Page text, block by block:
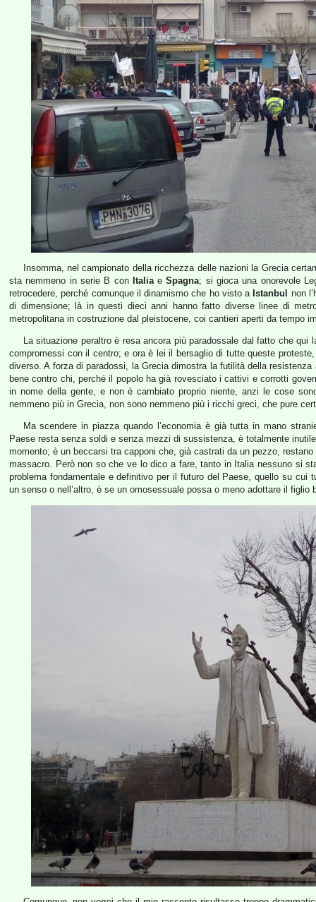
Insomma, nel campionato della ricchezza delle nazioni la Grecia
sta nemmeno in serie B con ItaliaeSpagna; si gioca una onorevole
retrocedere, perché comunque il dinamismo che ho visto a Istanbul
non
di dimensione; là in questi dieci anni hanno fatto diverse linee di
metropolitana in costruzione dal pleistocene, coi cantieri aperti da tempo
La situazione peraltro è resa ancora più paradossale dal fatto che
compromessi con il centro; e ora è lei il bersaglio di tutte queste
diverso. A forza di paradossi, la Grecia dimostra la futilità della
bene contro chi, perché il popolo ha già rovesciato i cattivi e corrotti
in nome della gente, e non è cambiato proprio niente, anzi le cose
nemmeno più in Grecia, non sono nemmeno più i ricchi greci, che pure
Ma scendere in piazza quando l’economia è già tutta in mano
Paese resta senza soldi e senza mezzi di sussistenza, è totalmente
momento; è un beccarsi tra capponi che, già castrati da un pezzo,
massacro. Però non so che ve lo dico a fare, tanto in Italia nessuno si
problema fondamentale e definitivo per il futuro del Paese, quello su
un senso o nell’altro, è se un omosessuale possa o meno adottare il figlio